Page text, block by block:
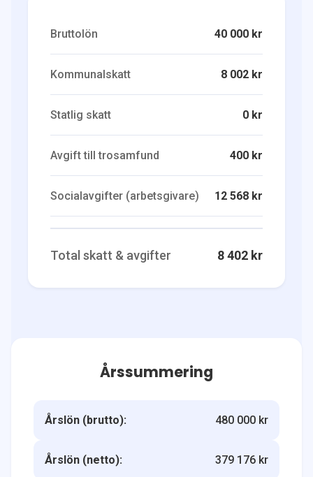
Bruttolön 40 000 kr
Kommunalskatt 8 002 kr
Statlig skatt 0 kr
Avgift till trosamfund 400 kr
Socialavgifter (arbetsgivare) 12 568 kr
Total skatt & avgifter 8 402 kr
Årssummering
Årslön (brutto): 480 000 kr
Årslön (netto): 379 176 kr